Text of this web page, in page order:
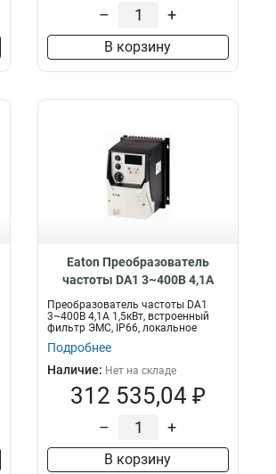
– +
В корзину
Eaton Преобразователь
частоты DA1 3~400В 4,1A
1,5кВт, встроенный фильтр
ЭМС, IP66, локальное
управление DA1-344D1FB-
Преобразователь частоты DA1
3~400В 4,1A 1,5кВт, встроенный
фильтр ЭМС, IP66, локальное
управлен...
Подробнее
Наличие: Нет на складе
312 535,04 ₽
– +
В корзину